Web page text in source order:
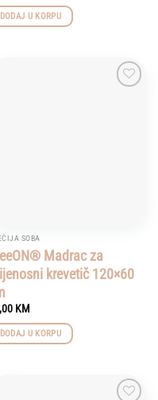
DODAJ U KORPU
SOBA
Madrac za
krevetič 120×60
KM
DODAJ U KORPU